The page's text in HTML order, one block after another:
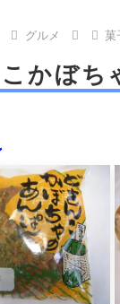
グルメ 菓
かぼち